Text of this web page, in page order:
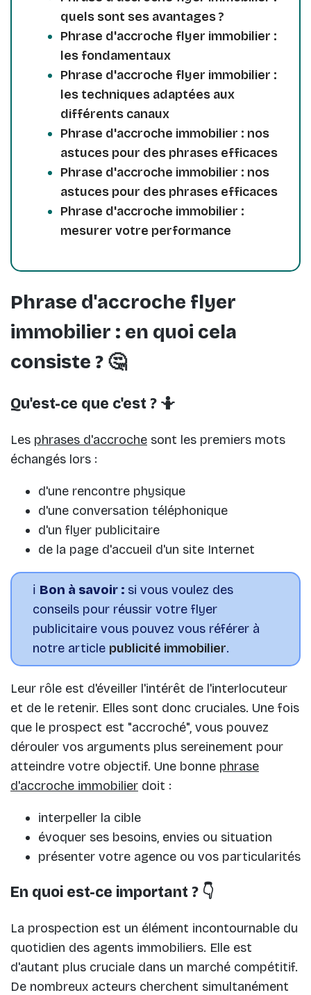
quels sont ses avantages ?
Phrase d'accroche flyer immobilier :
les fondamentaux
Phrase d'accroche flyer immobilier :
les techniques adaptées aux
différents canaux
Phrase d'accroche immobilier : nos
astuces pour des phrases efficaces
Phrase d'accroche immobilier : nos
astuces pour des phrases efficaces
Phrase d'accroche immobilier :
mesurer votre performance
Phrase d'accroche flyer
immobilier : en quoi cela
consiste ? 🤔
Qu'est-ce que c'est ? 🤷
Les phrases d'accroche sont les premiers mots
échangés lors :
d'une rencontre physique
d'une conversation téléphonique
d'un flyer publicitaire
de la page d'accueil d'un site Internet
ℹ️ Bon à savoir : si vous voulez des
conseils pour réussir votre flyer
publicitaire vous pouvez vous référer à
notre article publicité immobilier.
Leur rôle est d'éveiller l'intérêt de l'interlocuteur
et de le retenir. Elles sont donc cruciales. Une fois
que le prospect est "accroché", vous pouvez
dérouler vos arguments plus sereinement pour
atteindre votre objectif. Une bonne phrase
d'accroche immobilier doit :
interpeller la cible
évoquer ses besoins, envies ou situation
présenter votre agence ou vos particularités
En quoi est-ce important ? 👇
La prospection est un élément incontournable du
quotidien des agents immobiliers. Elle est
d'autant plus cruciale dans un marché compétitif.
De nombreux acteurs cherchent simultanément